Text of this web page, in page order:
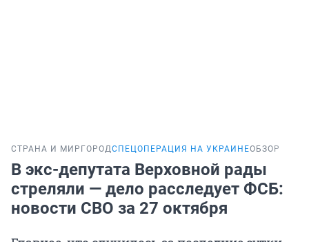
СТРАНА И МИР ГОРОДСПЕЦОПЕРАЦИЯ НА УКРАИНЕОБЗОР
В экс-депутата Верховной рады
стреляли — дело расследует ФСБ:
новости СВО за 27 октября